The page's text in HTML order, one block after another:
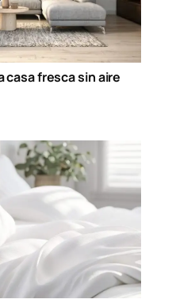
casa fresca sin aire